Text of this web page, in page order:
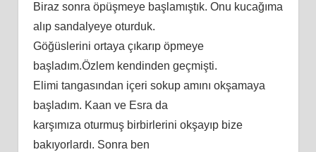
Biraz sonra öpüşmeye başlamıştık. Onu kucağıma
alıp sandalyeye oturduk.
Göğüslerini ortaya çıkarıp öpmeye
başladım.Özlem kendinden geçmişti.
Elimi tangasından içeri sokup amını okşamaya
başladım. Kaan ve Esra da
karşımıza oturmuş birbirlerini okşayıp bize
bakıyorlardı. Sonra ben